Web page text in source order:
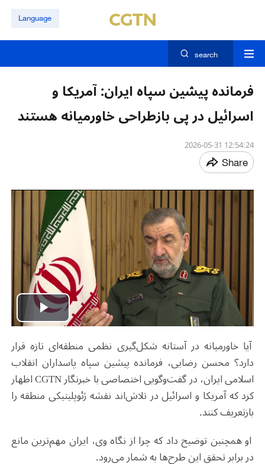
Language
search
فرمانده پیشین سپاه ایران: آمریکا و
اسرائیل در پی بازطراحی خاورمیانه هستند
12:54:24 2026-05-31
Share
Play
آیا خاورمیانه در آستانه شکل‌گیری نظمی منطقه‌ای تازه قرار
دارد؟ محسن رضایی، فرمانده پیشین سپاه پاسداران انقلاب
اسلامی ایران، در گفت‌وگویی اختصاصی با خبرنگار CGTN اظهار
کرد که آمریکا و اسرائیل در تلاش‌اند نقشه ژئوپلیتیکی منطقه را
بازتعریف کنند.
او همچنین توضیح داد که چرا از نگاه وی، ایران مهم‌ترین مانع
در برابر تحقق این طرح‌ها به شمار می‌رود.